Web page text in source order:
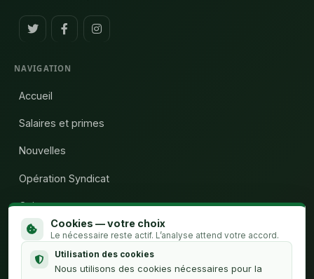
NAVIGATION
Accueil
Salaires et primes
Nouvelles
Opération Syndicat
Qui sommes-nous
Calculateur H.C.
Contact
Cookies — votre choix
Le nécessaire reste actif. L’analyse attend votre accord.
Utilisation des cookies
Nous utilisons des cookies nécessaires pour la